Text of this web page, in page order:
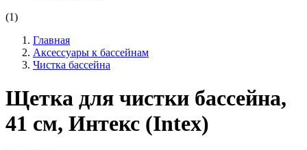
(1)
Главная
Аксессуары к бассейнам
Чистка бассейна
Щетка для чистки бассейна,
41 см, Интекс (Intex)